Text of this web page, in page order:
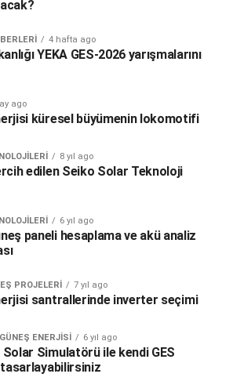
4 hafta ago
YEKA GES-2026 yarışmalarını
ago
küresel büyümenin lokomotifi
8 yıl ago
edilen Seiko Solar Teknoloji
6 yıl ago
paneli hesaplama ve akü analiz
PROJELERI 7 yıl ago
santrallerinde inverter seçimi
ENERJISI 6 yıl ago
Simulatörü ile kendi GES